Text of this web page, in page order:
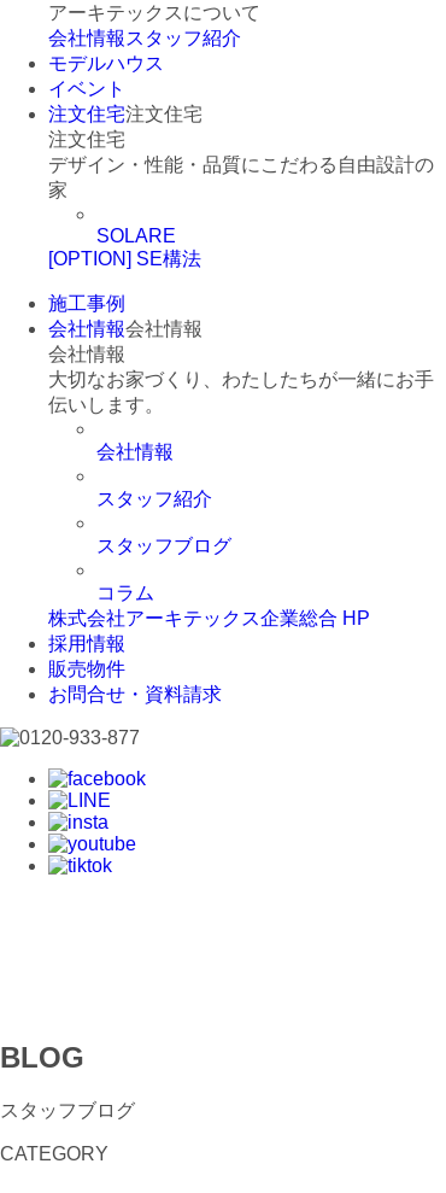
アーキテックスについて
会社情報 スタッフ紹介
モデルハウス
イベント
注文住宅注文住宅
注文住宅
デザイン・性能・品質にこだわる自由設計の
家
SOLARE
[OPTION] SE構法
施工事例
会社情報会社情報
会社情報
大切なお家づくり、わたしたちが一緒にお手
伝いします。
会社情報
スタッフ紹介
スタッフブログ
コラム
株式会社アーキテックス企業総合 HP
採用情報
販売物件
お問合せ・資料請求
BLOG
スタッフブログ
CATEGORY